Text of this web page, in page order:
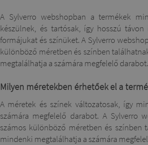
A Sylverro webshopban a termékek
készülnek, és tartósak, így hosszú
formájukat és színüket. A Sylverro
különböző méretben és színben
megtalálhatja a számára megfelelő darabot.
Milyen méretekben érhetőek el a
A méretek és színek változatosak, így
számára megfelelő darabot. A Sylverro
számos különböző méretben és színben
mindenki megtalálhatja a számára